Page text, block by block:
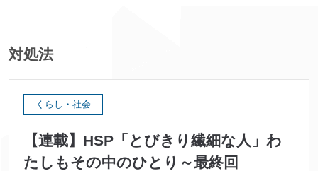
対処法
くらし・社会
【連載】HSP「とびきり繊細な人」わ
たしもその中のひとり～最終回